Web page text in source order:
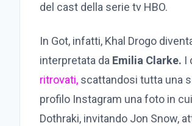
del cast della serie tv HBO.
In Got, infatti, Khal Drogo
interpretata da Emilia Clarke. I
ritrovati, scattandosi tutta una
profilo Instagram una foto in
Dothraki, invitando Jon Snow,